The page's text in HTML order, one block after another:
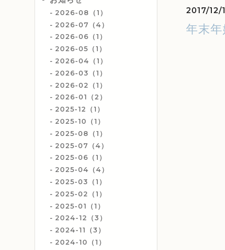
2026-08（1）
2026-07（4）
2026-06（1）
2026-05（1）
2026-04（1）
2026-03（1）
2026-02（1）
2026-01（2）
2025-12（1）
2025-10（1）
2025-08（1）
2025-07（4）
2025-06（1）
2025-04（4）
2025-03（1）
2025-02（1）
2025-01（1）
2024-12（3）
2024-11（3）
2024-10（1）
2017/12/
年末